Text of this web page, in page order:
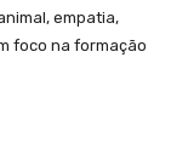
empatia,
foco na formação